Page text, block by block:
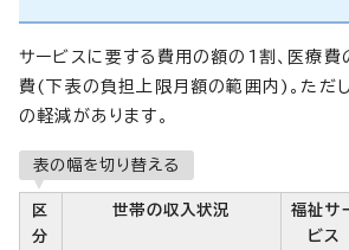
サービスに要する費用の額の1割、医療
費(下表の負担上限月額の範囲内)。ただ
の軽減があります。
表の幅を切り替える
区
分
世帯の収入状況
福祉サ
ビス